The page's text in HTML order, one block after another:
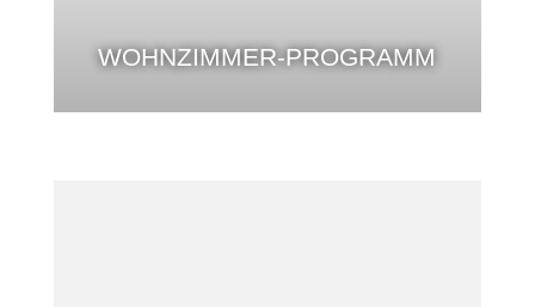
WOHNZIMMER-PROGRAMM